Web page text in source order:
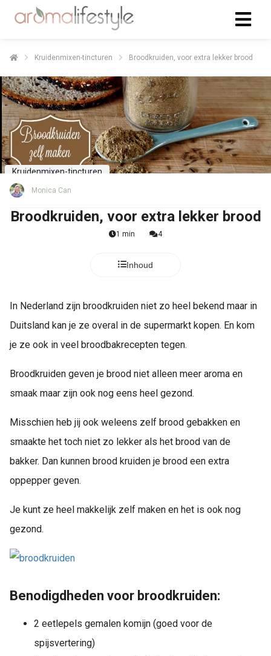
Kruidenmixen-tincturen Broodkruiden, voor extra lekker brood
Kruidenmixen-tincturen
Monica Can
Broodkruiden, voor extra lekker brood
1 min 4
Inhoud
In Nederland zijn broodkruiden niet zo heel bekend maar in
Duitsland kan je ze overal in de supermarkt kopen. En kom
je ze ook in veel broodbakrecepten tegen.
Broodkruiden geven je brood niet alleen meer aroma en
smaak maar zijn ook nog eens heel gezond.
Misschien heb jij ook weleens zelf brood gebakken en
smaakte het toch niet zo lekker als het brood van de
bakker. Dan kunnen brood kruiden je brood een extra
oppepper geven.
Je kunt ze heel makkelijk zelf maken en het is ook nog
gezond.
Benodigdheden voor broodkruiden:
2 eetlepels gemalen komijn (goed voor de
spijsvertering)